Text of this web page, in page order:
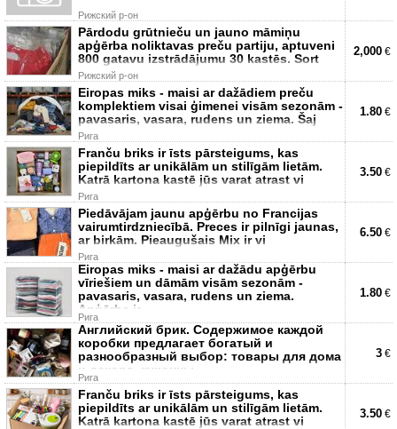
Рижский р-он
Pārdodu grūtnieču un jauno māmiņu
apģērba noliktavas preču partiju, aptuveni
800 gatavu izstrādājumu 30 kastēs. Sort
Рижский р-он
2,000 €
Eiropas miks - maisi ar dažādiem preču
komplektiem visai ģimenei visām sezonām -
pavasaris, vasara, rudens un ziema. Šaj
Рига
1.80 €
Franču briks ir īsts pārsteigums, kas
piepildīts ar unikālām un stilīgām lietām.
Katrā kartona kastē jūs varat atrast vi
Рига
3.50 €
Piedāvājam jaunu apģērbu no Francijas
vairumtirdzniecībā. Preces ir pilnīgi jaunas,
ar birkām. Pieaugušais Mix ir vi
Рига
6.50 €
Eiropas miks - maisi ar dažādu apģērbu
vīriešiem un dāmām visām sezonām -
pavasaris, vasara, rudens un ziema.
Apģērbs ir
Рига
1.80 €
Английский брик. Содержимое каждой
коробки предлагает богатый и
разнообразный выбор: товары для дома
и декора, кухонны
Рига
3 €
Franču briks ir īsts pārsteigums, kas
piepildīts ar unikālām un stilīgām lietām.
Katrā kartona kastē jūs varat atrast vi
3.50 €